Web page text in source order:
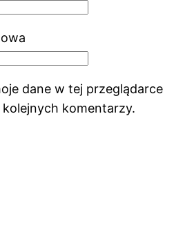
dane w tej przeglądarce
komentarzy.